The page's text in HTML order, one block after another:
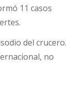
11 casos
del crucero.
no